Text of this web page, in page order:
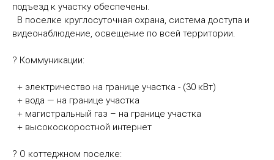
подъезд к участку обеспечены.
В поселке круглосуточная охрана, система доступа и
видеонаблюдение, освещение по всей территории.
? Коммуникации:
+ электричество на границе участка - (30 кВт)
+ вода — на границе участка
+ магистральный газ – на границе участка
+ высокоскоростной интернет
? О коттеджном поселке: